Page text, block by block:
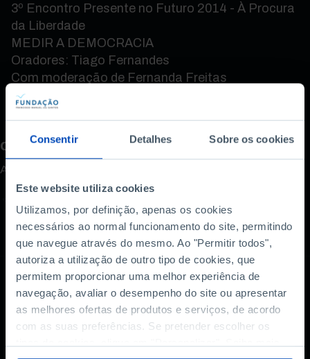
Consentir Detalhes Sobre os cookies
Este website utiliza cookies
Utilizamos, por definição, apenas os cookies
necessários ao normal funcionamento do site, permitindo
que navegue através do mesmo. Ao "Permitir todos",
autoriza a utilização de outro tipo de cookies, que
permitem proporcionar uma melhor experiência de
navegação, avaliar o desempenho do site ou apresentar
as melhores ofertas de produtos e serviços, de acordo
com as suas preferências. Se pretender escolher os
3º Encontro Presente no Futuro 2014 - À Procura
da Liberdade
MEDIR A DEMOCRACIA
Oradores: Tiago Fernandes
Com moderação de Fernanda Freitas
Como avalia este conteúdo?
A sua opinião é importante.